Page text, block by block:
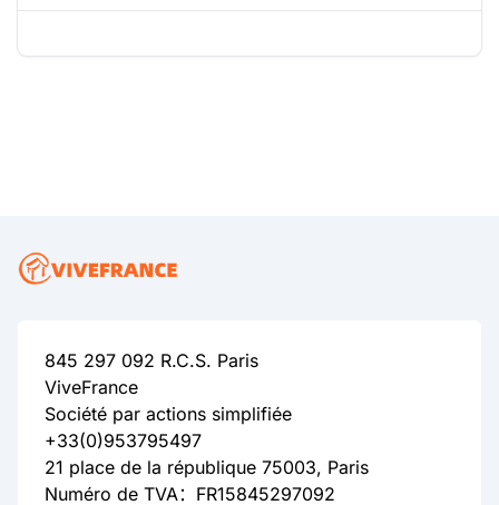
845 297 092 R.C.S. Paris
ViveFrance
Société par actions simplifiée
+33(0)953795497
21 place de la république 75003, Paris
Numéro de TVA：FR15845297092